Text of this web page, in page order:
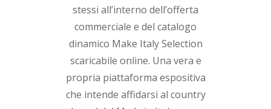
stessi all’interno dell’offerta
commerciale e del catalogo
dinamico Make Italy Selection
scaricabile online. Una vera e
propria piattaforma espositiva
che intende affidarsi al country